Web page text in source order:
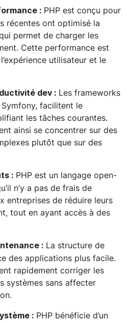
: PHP est conçu pour
récentes ont optimisé la
permet de charger les
Cette performance est
utilisateur et le
dev : Les frameworks
facilitent le
les tâches courantes.
ainsi se concentrer sur des
plutôt que sur des
: PHP est un langage open-
n’y a pas de frais de
entreprises de réduire leurs
tout en ayant accès à des
: La structure de
des applications plus facile.
rapidement corriger les
systèmes sans affecter
: PHP bénéficie d’un